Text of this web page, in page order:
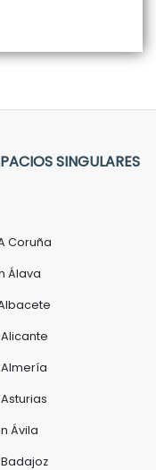
SINGULARES
Coruña
Álava
Ávila